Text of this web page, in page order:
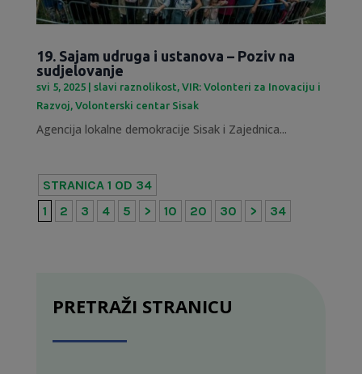
19. Sajam udruga i ustanova – Poziv na
sudjelovanje
svi 5, 2025| slavi raznolikost, VIR: Volonteri za Inovaciju i
Razvoj, Volonterski centar Sisak
Agencija lokalne demokracije Sisak i Zajednica...
STRANICA 1 OD 34
1
2 3 4 5 > 10 20 30 > 34
PRETRAŽI STRANICU